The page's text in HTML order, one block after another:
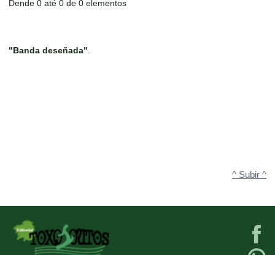
Dende 0 até 0 de 0 elementos
"Banda deseñada"
^ Subir ^